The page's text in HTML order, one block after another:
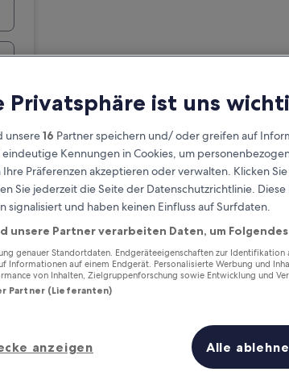
Verdiene Prämien für jede
wahrgenommene
Morgen
14.
Privatsphäre ist uns
unsere16 Partner speichern und/ oder greifen auf
eindeutige Kennungen in Cookies, um
Ihre Präferenzen akzeptieren oder verwalten. Klicken
Sie jederzeit die Seite der Datenschutzrichtlinie.
signalisiert und haben keinen Einfluss auf Surfdaten.
unsere Partner verarbeiten Daten, um
genauer Standortdaten. Endgeräteeigenschaften zur
Informationen auf einem Endgerät. Personalisierte Werbung und
von Inhalten, Zielgruppenforschung sowie Entwicklung und
Partner (Lieferanten)
anzeigen Alle